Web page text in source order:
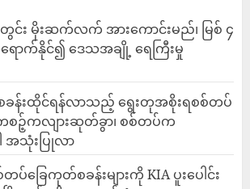
း မိုးဆက်လက် အားကောင်းမည်၊ မြစ် ၄
ရောက်နိုင်၍ ဒေသအချို့ ရေကြီးမှု
န်းထိုင်ရန်လာသည့် ရွေးတုအစိုးရစစ်တပ်
စဉ့်ကလျားဆုတ်ခွာ၊ စစ်တပ်က
ါ အသုံးပြုလာ
ပ်ခြေကုတ်စခန်းများကို KIA ပူးပေါင်း